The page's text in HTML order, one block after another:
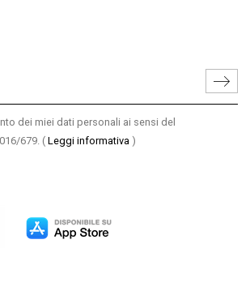
dei miei dati personali ai sensi del
679. ( Leggi informativa )